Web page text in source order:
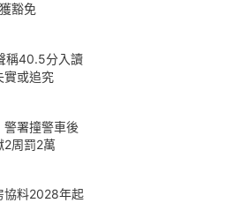
豁免
稱40.5分入讀
或追究
署撞警車後
周罰2萬
協料2028年起